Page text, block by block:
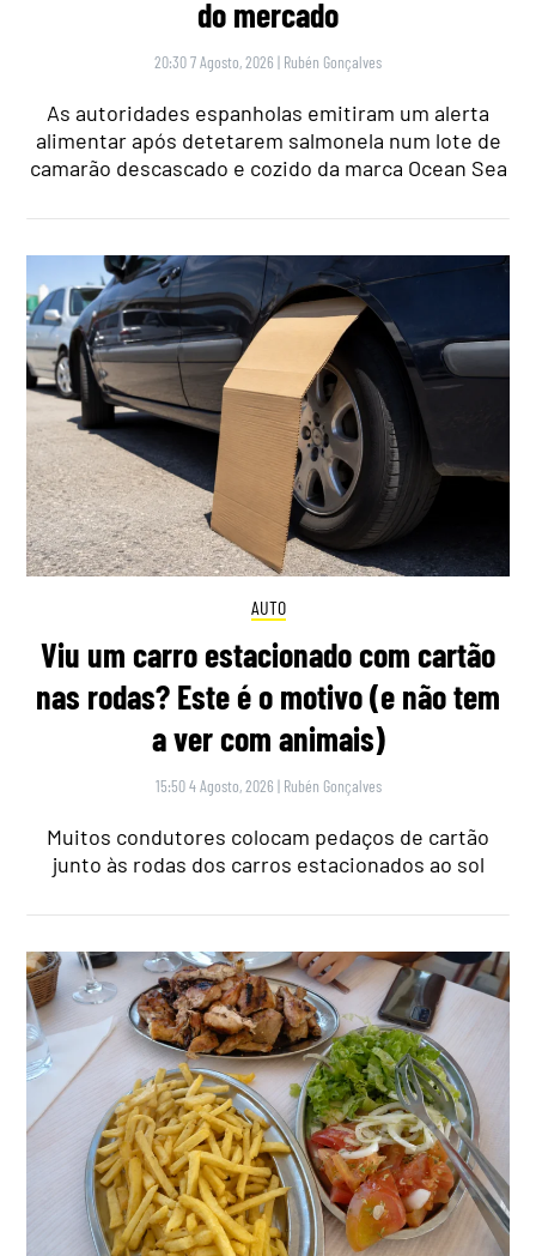
do mercado
20:30 7 Agosto, 2026 | Rubén Gonçalves
As autoridades espanholas emitiram um alerta
alimentar após detetarem salmonela num lote de
camarão descascado e cozido da marca Ocean Sea
AUTO
Viu um carro estacionado com cartão
nas rodas? Este é o motivo (e não tem
a ver com animais)
15:50 4 Agosto, 2026 | Rubén Gonçalves
Muitos condutores colocam pedaços de cartão
junto às rodas dos carros estacionados ao sol